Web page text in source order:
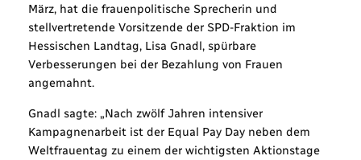
März, hat die frauenpolitische Sprecherin und
stellvertretende Vorsitzende der SPD-Fraktion im
Hessischen Landtag, Lisa Gnadl, spürbare
Verbesserungen bei der Bezahlung von Frauen
angemahnt.
Gnadl sagte: „Nach zwölf Jahren intensiver
Kampagnenarbeit ist der Equal Pay Day neben dem
Weltfrauentag zu einem der wichtigsten Aktionstage